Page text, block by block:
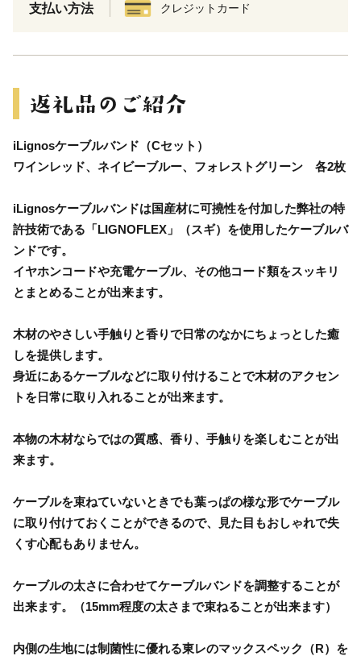
支払い方法 クレジットカード
iLignosケーブルバンド（Cセット）
ワインレッド、ネイビーブルー、フォレストグリーン 各2枚
iLignosケーブルバンドは国産材に可撓性を付加した弊社の特
許技術である「LIGNOFLEX」（スギ）を使用したケーブルバ
ンドです。
イヤホンコードや充電ケーブル、その他コード類をスッキリ
とまとめることが出来ます。
木材のやさしい手触りと香りで日常のなかにちょっとした癒
しを提供します。
身近にあるケーブルなどに取り付けることで木材のアクセン
トを日常に取り入れることが出来ます。
本物の木材ならではの質感、香り、手触りを楽しむことが出
来ます。
ケーブルを束ねていないときでも葉っぱの様な形でケーブル
に取り付けておくことができるので、見た目もおしゃれで失
くす心配もありません。
ケーブルの太さに合わせてケーブルバンドを調整することが
出来ます。（15mm程度の太さまで束ねることが出来ます）
内側の生地には制菌性に優れる東レのマックスペック（R）を